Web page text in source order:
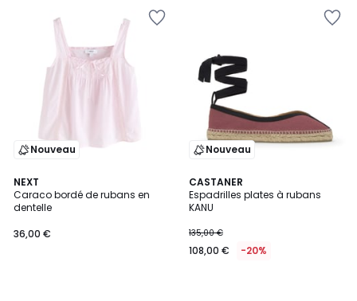
Nouveau
NEXT
Caraco bordé de rubans en
dentelle
36,00 €
Nouveau
CASTANER
Espadrilles plates à rubans
KANU
135,00 €
108,00 € -20%